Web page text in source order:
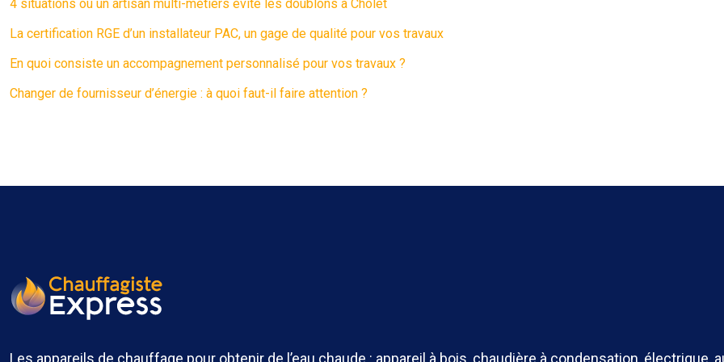
4 situations où un artisan multi-métiers évite les doublons à Cholet
La certification RGE d’un installateur PAC, un gage de qualité pour vos travaux
En quoi consiste un accompagnement personnalisé pour vos travaux ?
Changer de fournisseur d’énergie : à quoi faut-il faire attention ?
Les appareils de chauffage pour obtenir de l’eau chaude : appareil à bois, chaudière à condensation, électrique,